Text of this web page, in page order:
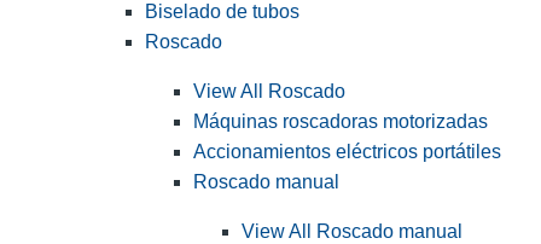
Biselado de tubos
Roscado
View All Roscado
Máquinas roscadoras motorizadas
Accionamientos eléctricos portátiles
Roscado manual
View All Roscado manual